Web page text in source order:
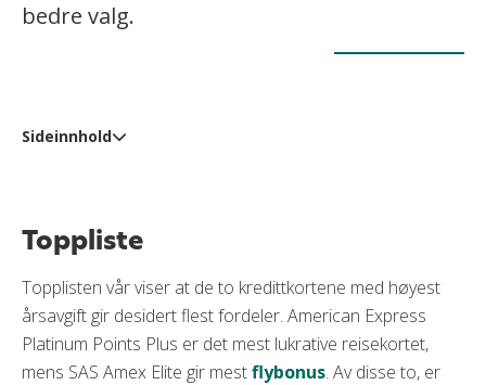
bedre valg.
Sideinnhold
Forutsetninger og sammenligning av Amex-kortene
Hvilket Amex-kort gir mest verdi for pengene?
Toppliste
Topplisten vår viser at de to kredittkortene med høyest
årsavgift gir desidert flest fordeler. American Express
Platinum Points Plus er det mest lukrative reisekortet,
mens SAS Amex Elite gir mestflybonus. Av disse to, er